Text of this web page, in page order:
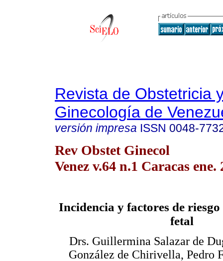
Revista de Obstetricia
Ginecología de
versión impresa ISSN 0048-
Rev Obstet Ginecol
Venez v.64 n.1 Caracas ene.
Incidencia y factores de
fetal
Drs. Guillermina Salazar de
González de Chirivella, Pedro